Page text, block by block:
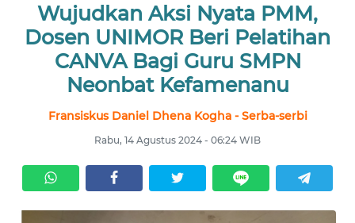
Wujudkan Aksi Nyata PMM,
Dosen UNIMOR Beri Pelatihan
CANVA Bagi Guru SMPN
Neonbat Kefamenanu
Fransiskus Daniel Dhena Kogha - Serba-serbi
Rabu, 14 Agustus 2024 - 06:24 WIB
UTAMA
NUSANTARA
SERBI
LABUAN